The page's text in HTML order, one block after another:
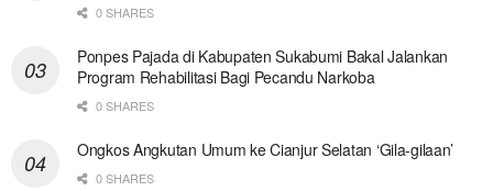
0 SHARES
Ponpes Pajada di Kabupaten Sukabumi Bakal Jalankan
Program Rehabilitasi Bagi Pecandu Narkoba
0 SHARES
Ongkos Angkutan Umum ke Cianjur Selatan ‘Gila-gilaan’
0 SHARES